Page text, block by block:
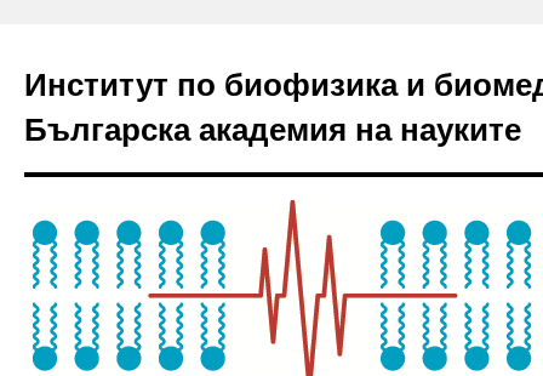
Институт по биофизика и
Българска академия на науките